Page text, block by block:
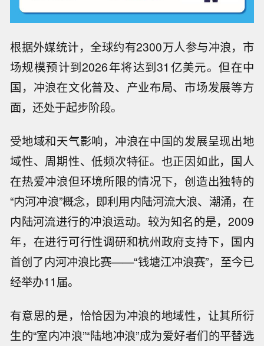
根据外媒统计，全球约有2300万人参与冲浪，市
场规模预计到2026年将达到31亿美元。但在中
国，冲浪在文化普及、产业布局、市场发展等方
面，还处于起步阶段。
受地域和天气影响，冲浪在中国的发展呈现出地
域性、周期性、低频次特征。也正因如此，国人
在热爱冲浪但环境所限的情况下，创造出独特的
“内河冲浪”概念，即利用内陆河流大浪、潮涌，在
内陆河流进行的冲浪运动。较为知名的是，2009
年，在进行可行性调研和杭州政府支持下，国内
首创了内河冲浪比赛——“钱塘江冲浪赛”，至今已
经举办11届。
有意思的是，恰恰因为冲浪的地域性，让其所衍
生的“室内冲浪”“陆地冲浪”成为爱好者们的平替选